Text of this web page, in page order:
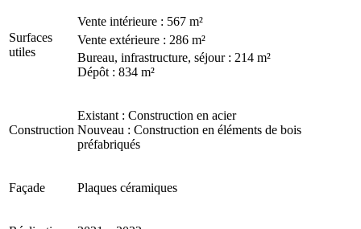
Surfaces
utiles
Vente intérieure : 567 m²
Vente extérieure : 286 m²
Bureau, infrastructure, séjour : 214 m²
Dépôt : 834 m²
Construction
Existant : Construction en acier
Nouveau : Construction en éléments de bois
préfabriqués
Façade Plaques céramiques